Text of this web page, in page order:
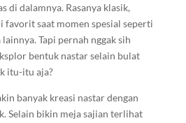
di dalamnya. Rasanya klasik,
favorit saat momen spesial seperti
Tapi pernah nggak sih
bentuk nastar selain bulat
itu-itu aja?
banyak kreasi nastar dengan
Selain bikin meja sajian terlihat